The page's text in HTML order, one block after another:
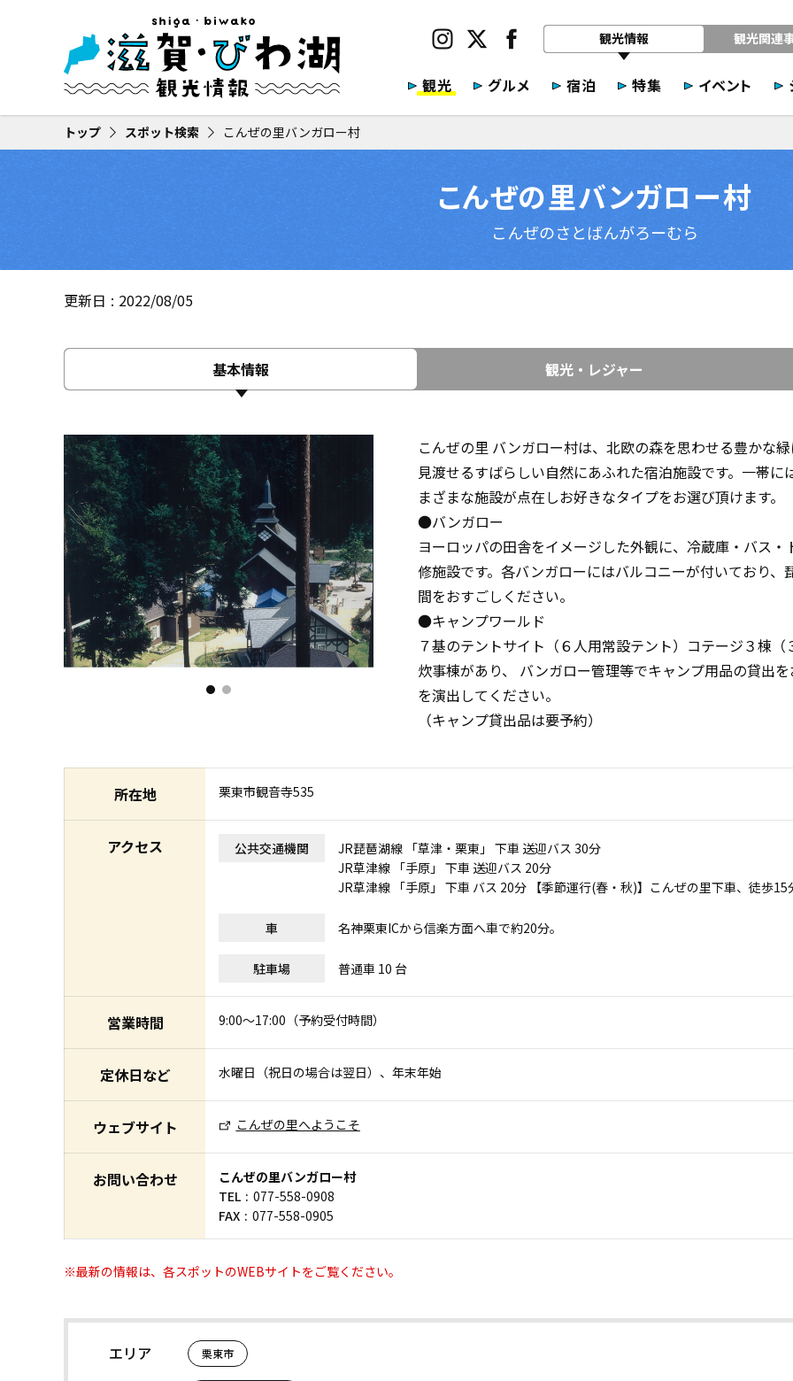
観光情報 観光関連
観光 グルメ 宿泊 特集 イベント
トップ スポット検索 こんぜの里バンガロー村
こんぜの里バンガロー村
こんぜのさとばんがろーむら
更新日 2022/08/05
基本情報 観光・レジャー
こんぜの里 バンガロー村は、北欧の森を思わせる豊かな
見渡せるすばらしい自然にあふれた宿泊施設です。一帯
まざまな施設が点在しお好きなタイプをお選び頂けます。
●バンガロー
ヨーロッパの田舎をイメージした外観に、冷蔵庫・バス
修施設です。各バンガローにはバルコニーが付いており
間をおすごしください。
●キャンプワールド
７基のテントサイト（６人用常設テント）コテージ３棟（
炊事棟があり、 バンガロー管理等でキャンプ用品の貸出
を演出してください。
（キャンプ貸出品は要予約）
所在地 栗東市観音寺535
アクセス 公共交通機関
JR琵琶湖線 「草津・栗東」 下車 送迎バス 30分
JR草津線 「手原」 下車 送迎バス 20分
JR草津線 「手原」 下車 バス 20分 【季節運行(春・秋)】こんぜの里下車、徒歩15
車 名神栗東ICから信楽方面へ車で約20分。
駐車場 普通車 10 台
営業時間 9:00～17:00（予約受付時間）
定休日など 水曜日（祝日の場合は翌日）、年末年始
ウェブサイト こんぜの里へようこそ
お問い合わせ
こんぜの里バンガロー村
TEL
077-558-0908
FAX
077-558-0905
※最新の情報は、各スポットのWEBサイトをご覧ください。
エリア 栗東市